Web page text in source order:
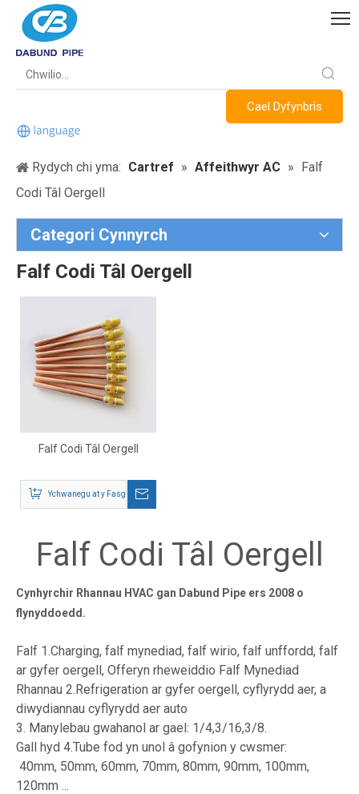
Cael Dyfynbris
Rydych chi yma: Cartref » Affeithwyr AC » Falf
Codi Tâl Oergell
Categori Cynnyrch
Falf Codi Tâl Oergell
Falf Codi Tâl Oergell
Ychwanegu at y Fasged
Falf Codi Tâl Oergell
Cynhyrchir Rhannau HVAC gan Dabund Pipe ers 2008 o
flynyddoedd.
Falf 1.Charging, falf mynediad, falf wirio, falf unffordd, falf
ar gyfer oergell, Offeryn rheweiddio Falf Mynediad
Rhannau 2.Refrigeration ar gyfer oergell, cyflyrydd aer, a
diwydiannau cyflyrydd aer auto
3. Manylebau gwahanol ar gael: 1/4,3/16,3/8.
Gall hyd 4.Tube fod yn unol â gofynion y cwsmer:
40mm, 50mm, 60mm, 70mm, 80mm, 90mm, 100mm,
120mm ...